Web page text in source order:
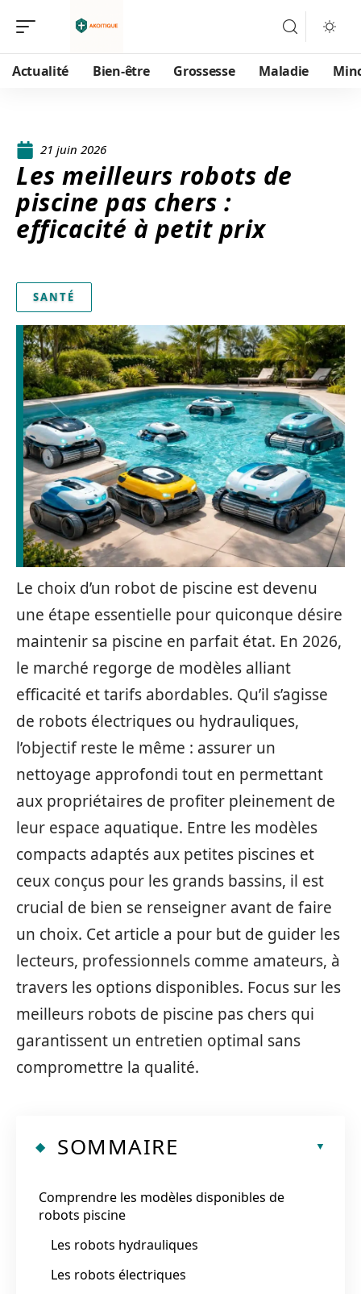
Actualité Bien-être Grossesse Maladie
21 juin 2026
Les meilleurs robots de
piscine pas chers :
efficacité à petit prix
SANTÉ
Le choix d’un robot de piscine est devenu
une étape essentielle pour quiconque désire
maintenir sa piscine en parfait état. En 2026,
le marché regorge de modèles alliant
efficacité et tarifs abordables. Qu’il s’agisse
de robots électriques ou hydrauliques,
l’objectif reste le même : assurer un
nettoyage approfondi tout en permettant
aux propriétaires de profiter pleinement de
leur espace aquatique. Entre les modèles
compacts adaptés aux petites piscines et
ceux conçus pour les grands bassins, il est
crucial de bien se renseigner avant de faire
un choix. Cet article a pour but de guider les
lecteurs, professionnels comme amateurs, à
travers les options disponibles. Focus sur les
meilleurs robots de piscine pas chers qui
garantissent un entretien optimal sans
compromettre la qualité.
SOMMAIRE
Comprendre les modèles disponibles de
robots piscine
Les robots hydrauliques
Les robots électriques